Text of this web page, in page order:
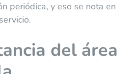
periódica, y eso se nota en
del área